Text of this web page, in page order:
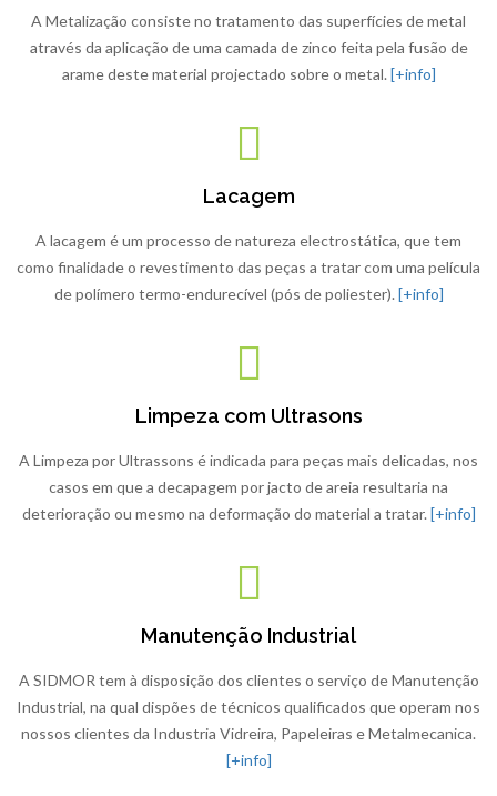
A Metalização consiste no tratamento das superfícies de metal
através da aplicação de uma camada de zinco feita pela fusão de
arame deste material projectado sobre o metal. [+info]
Lacagem
A lacagem é um processo de natureza electrostática, que tem
como finalidade o revestimento das peças a tratar com uma película
de polímero termo-endurecível (pós de poliester). [+info]
Limpeza com Ultrasons
A Limpeza por Ultrassons é indicada para peças mais delicadas, nos
casos em que a decapagem por jacto de areia resultaria na
deterioração ou mesmo na deformação do material a tratar. [+info]
Manutenção Industrial
A SIDMOR tem à disposição dos clientes o serviço de Manutenção
Industrial, na qual dispões de técnicos qualificados que operam nos
nossos clientes da Industria Vidreira, Papeleiras e Metalmecanica.
[+info]